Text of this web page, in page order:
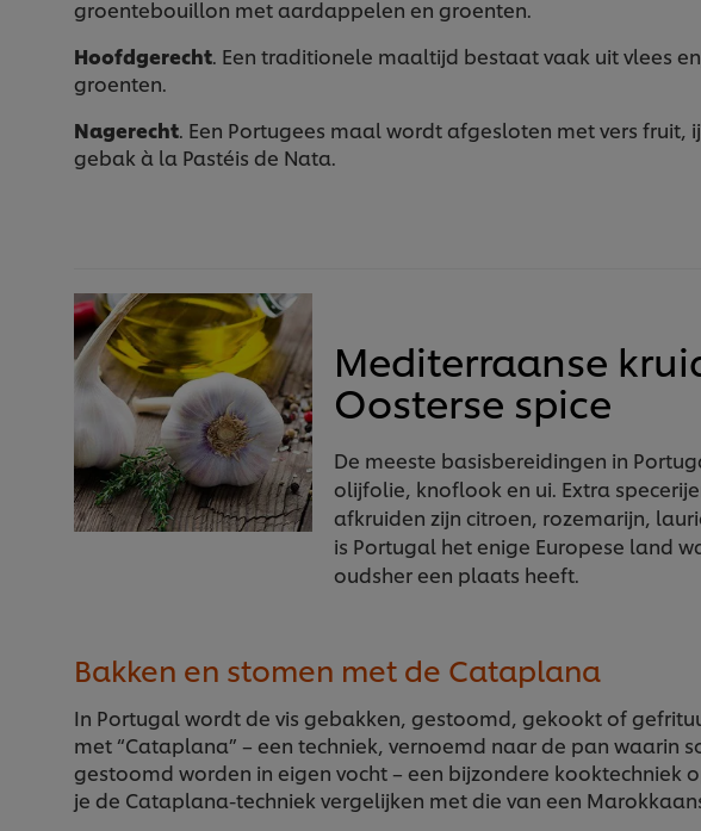
groentebouillon met aardappelen en groenten.
Hoofdgerecht. Een traditionele maaltijd bestaat vaak uit vlees
groenten.
Nagerecht. Een Portugees maal wordt afgesloten met vers fruit,
gebak à la Pastéis de Nata.
Mediterraanse
Oosterse spice
De meeste basisbereidingen in
olijfolie, knoflook en ui. Extra
afkruiden zijn citroen, rozemarijn,
is Portugal het enige Europese land
oudsher een plaats heeft.
Bakken en stomen met de Cataplana
In Portugal wordt de vis gebakken, gestoomd, gekookt of
met “Cataplana” – een techniek, vernoemd naar de pan waarin
gestoomd worden in eigen vocht – een bijzondere kooktechniek
je de Cataplana-techniek vergelijken met die van een